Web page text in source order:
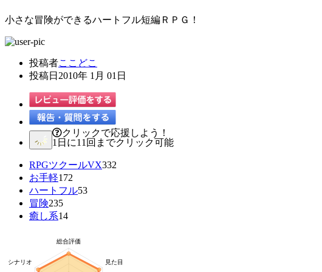
小さな冒険ができるハートフル短編ＲＰＧ！
投稿者ここどこ
投稿日 2010年 1月 01日
クリックで応援しよう！
1日に11回までクリック可能
RPGツクールVX332
お手軽172
ハートフル53
冒険235
癒し系14